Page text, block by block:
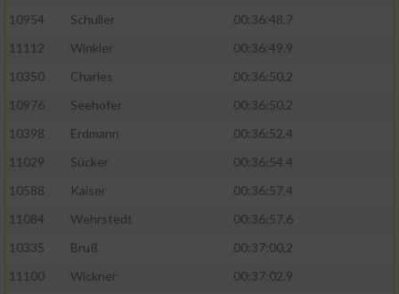
10954
Schuller
00:36:48.7
11112
Winkler
00:36:49.9
10350
Charles
00:36:50.2
10976
Seehofer
00:36:50.2
10398
Erdmann
00:36:52.4
11029
Sücker
00:36:54.4
10588
Kaiser
00:36:57.4
11084
Wehrstedt
00:36:57.6
10335
Bruß
00:37:00.2
11100
Wickner
00:37:02.9